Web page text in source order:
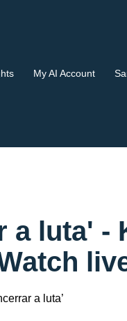
My AI Account
a luta' -
a luta’